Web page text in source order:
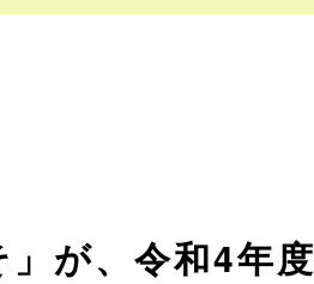
」が、令和4年度